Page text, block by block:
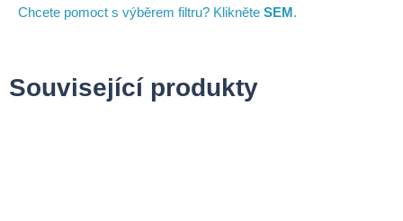
Chcete pomoct s výběrem filtru? Klikněte SEM.
Související produkty